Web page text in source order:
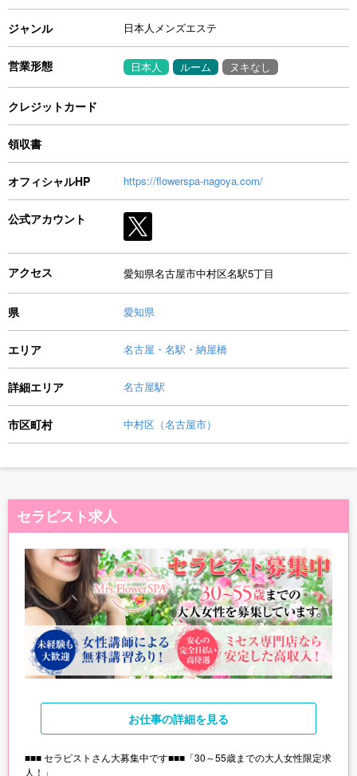
ジャンル 日本人メンズエステ
営業形態 日本人 ルーム ヌキなし
クレジットカード
領収書
オフィシャルHP https://flowerspa-nagoya.com/
公式アカウント
アクセス 愛知県名古屋市中村区名駅5丁目
県 愛知県
エリア 名古屋・名駅・納屋橋
詳細エリア 名古屋駅
市区町村 中村区（名古屋市）
セラピスト求人
お仕事の詳細を見る
■■■ セラピストさん大募集中です■■■「30～55歳までの大人女性限定求
人！」